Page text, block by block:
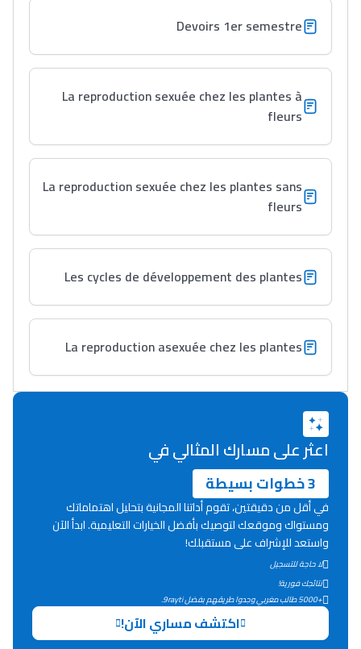
Devoirs 1er semestre
La reproduction sexuée chez les plantes à
fleurs
La reproduction sexuée chez les plantes sans
fleurs
Les cycles de développement des plantes
La reproduction asexuée chez les plantes
اعثر على مسارك المثالي في
3 خطوات بسيطة
في أقل من دقيقتين، تقوم أداتنا المجانية بتحليل اهتماماتك
ومستواك وموقعك لتوصيك بأفضل الخيارات التعليمية. ابدأ الآن
واستعد للإشراف على مستقبلك!
لا حاجة للتسجيل
نتائجك فورية!
+5000 طالب مغربي وجدوا طريقهم بفضل 9rayti.
اكتشف مساري الآن!